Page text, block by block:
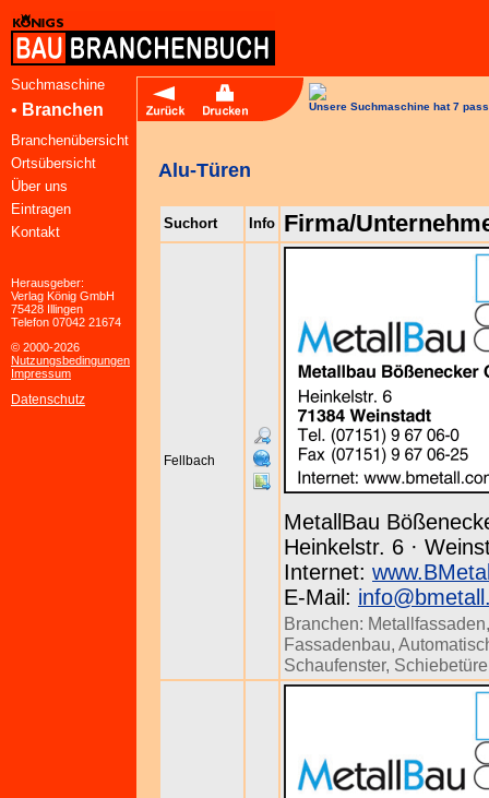
Suchmaschine
• Branchen
Branchenübersicht
Ortsübersicht
Über uns
Eintragen
Kontakt
Herausgeber:
Verlag König GmbH
75428 Illingen
Telefon 07042 21674
© 2000-2026
Nutzungsbedingungen
Impressum
Datenschutz
Unsere Suchmaschine hat 7
Alu-Türen
Suchort Info Firma/
Fellbach
MetallBau
Heinkelstr. 6 ·
Internet:
E-Mail:
Branchen: Metallfassaden
Fassadenbau,
Schaufenster,